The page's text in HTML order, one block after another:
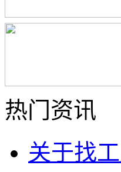
热门资讯
关于找